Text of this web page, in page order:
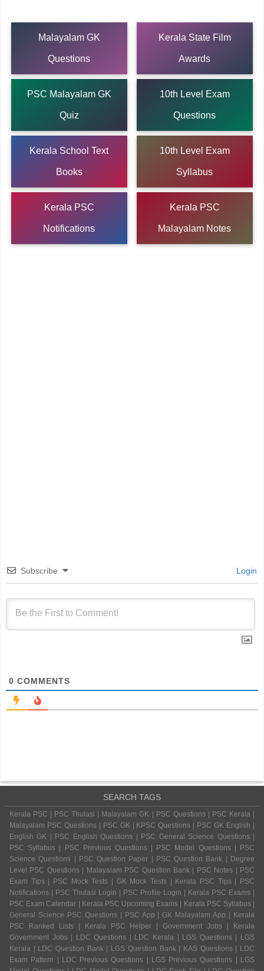
Malayalam GK
Questions
Kerala State Film
Awards
PSC Malayalam GK
Quiz
10th Level Exam
Questions
Kerala School Text
Books
10th Level Exam
Syllabus
Kerala PSC
Notifications
Kerala PSC
Malayalam Notes
Subscribe Login
0 COMMENTS
SEARCH TAGS
Kerala PSC | PSC Thulasi | Malayalam GK | PSC Questions | PSC Kerala |
Malayalam PSC Questions | PSC GK | KPSC Questions | PSC GK English |
English GK | PSC English Questions | PSC General Science Questions |
PSC Syllabus | PSC Previous Questions | PSC Model Questions | PSC
Science Questions | PSC Question Paper | PSC Question Bank | Degree
Level PSC Questions | Malayalam PSC Question Bank | PSC Notes | PSC
Exam Tips | PSC Mock Tests | GK Mock Tests | Kerala PSC Tips | PSC
Notifications | PSC Thulasi Login | PSC Profile Login | Kerala PSC Exams |
PSC Exam Calendar | Kerala PSC Upcoming Exams | Kerala PSC Syllabus |
General Science PSC Questions | PSC App | GK Malayalam App | Kerala
PSC Ranked Lists | Kerala PSC Helper | Government Jobs | Kerala
Government Jobs | LDC Questions | LDC Kerala | LGS Questions | LGS
Kerala | LDC Question Bank | LGS Question Bank | KAS Questions | LDC
Exam Pattern | LDC Previous Questions | LGS Previous Questions | LGS